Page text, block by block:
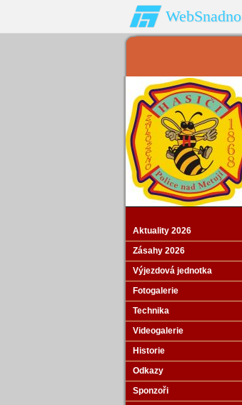
WebSnadno
Aktuality 2026
Zásahy 2026
Výjezdová jednotka
Fotogalerie
Technika
Videogalerie
Historie
Odkazy
Sponzoři